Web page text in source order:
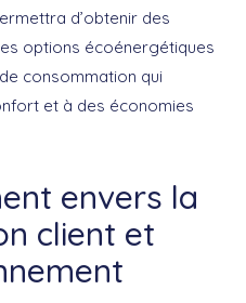
d’obtenir des
options écoénergétiques
consommation qui
et à des économies
envers la
client et